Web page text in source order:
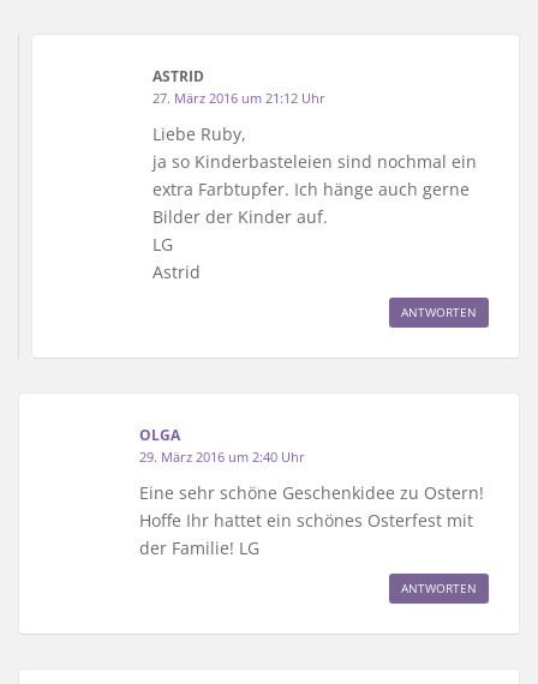
ASTRID
27. März 2016 um 21:12 Uhr
Liebe Ruby,
ja so Kinderbasteleien sind nochmal ein
extra Farbtupfer. Ich hänge auch gerne
Bilder der Kinder auf.
LG
Astrid
ANTWORTEN
OLGA
29. März 2016 um 2:40 Uhr
Eine sehr schöne Geschenkidee zu Ostern!
Hoffe Ihr hattet ein schönes Osterfest mit
der Familie! LG
ANTWORTEN